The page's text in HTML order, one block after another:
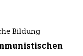
Bildung